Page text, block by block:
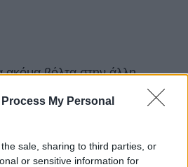
My Personal
sale, sharing to third parties, or
or sensitive information for
ακόμα βόλτα στην άλλη
συνοικία τα
Αναφιώτικα
μία από τις συνοικίες, που